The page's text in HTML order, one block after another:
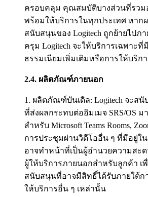
ครอบคลุม คุณสมบัติบางส่วนที่รวม
พร้อมให้บริการในทุกประเทศ หา
สนับสนุนของ Logitech ถูกย้ายไปภ
ครุม Logitech จะให้บริการเฉพาะ
ธรรมเนียมเพิ่มเติมหรือการให้บริก
2.4. ผลิตภัณฑ์ภายนอก
1. ผลิตภัณฑ์บันเดิล: Logitech จะส
ที่ส่งผลกระทบต่ออิมเมจ SRS/OS
สำหรับ Microsoft Teams Rooms,
การประชุมผ่านวิดีโออื่น ๆ ที่มีอยู่ใน
อาจทำหน้าที่เป็นผู้อำนวยความสะ
ผู้ให้บริการภายนอกสำหรับลูกค้า เ
สนับสนุนที่อาจมีสิทธิ์ได้รับภายใต้ก
ให้บริการอื่น ๆ เหล่านั้น